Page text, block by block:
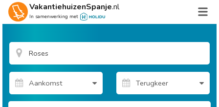
VakantiehuizenSpanje.nl
In samenwerking met